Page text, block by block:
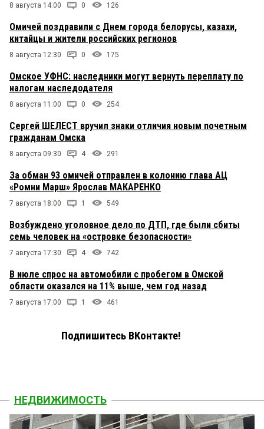
8 августа 14:00 0 126
Омичей поздравили с Днем города белорусы, казахи,
китайцы и жители российских регионов
8 августа 12:30 0 175
Омское УФНС: наследники могут вернуть переплату по
налогам наследодателя
8 августа 11:00 0 254
Сергей ШЕЛЕСТ вручил знаки отличия новым почетным
гражданам Омска
8 августа 09:30 4 291
За обман 93 омичей отправлен в колонию глава АЦ
«Ромни Марш» Ярослав МАКАРЕНКО
7 августа 18:00 1 549
Возбуждено уголовное дело по ДТП, где были сбиты
семь человек на «островке безопасности»
7 августа 17:30 4 742
В июле спрос на автомобили с пробегом в Омской
области оказался на 11% выше, чем год назад
7 августа 17:00 1 461
Подпишитесь ВКонтакте!
НЕДВИЖИМОСТЬ